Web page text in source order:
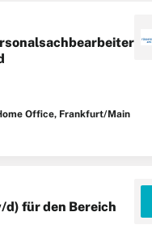
Office, Frankfurt/Main
für den Bereich